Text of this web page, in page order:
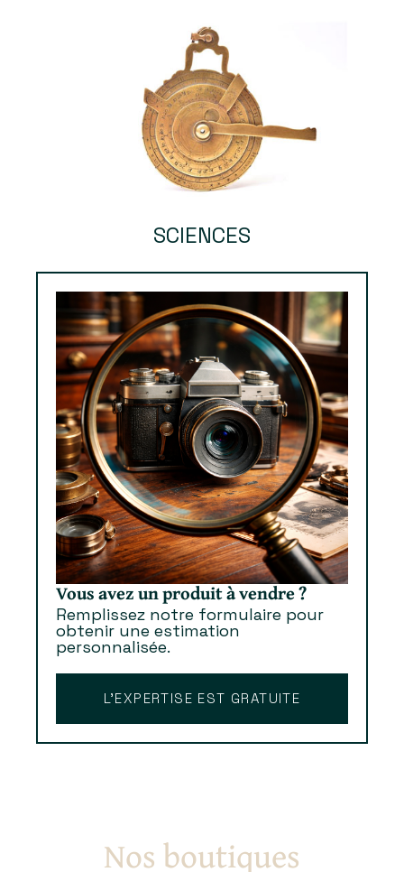
SCIENCES
Vous avez un produit à vendre ?
Remplissez notre formulaire pour
obtenir une estimation
personnalisée.
L’EXPERTISE EST GRATUITE
Nos boutiques